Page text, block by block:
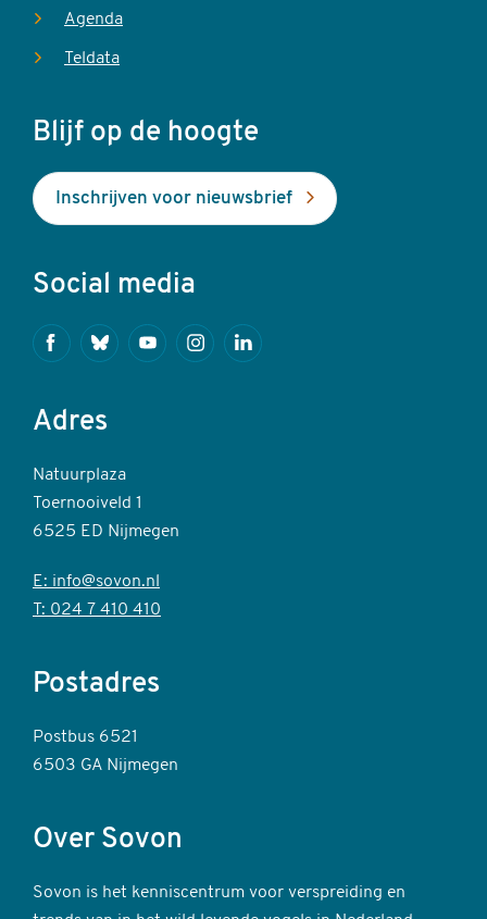
Agenda
Teldata
Blijf op de hoogte
Inschrijven voor nieuwsbrief
Social media
FacebookBlueskyYoutubeInstagramLinkedin
Adres
Natuurplaza
Toernooiveld 1
6525 ED Nijmegen
E: info@sovon.nl
T: 024 7 410 410
Postadres
Postbus 6521
6503 GA Nijmegen
Over Sovon
Sovon is het kenniscentrum voor verspreiding en